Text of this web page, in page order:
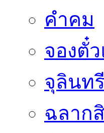
คำคม
จองตั๋ว
จุลินท
ฉลาก